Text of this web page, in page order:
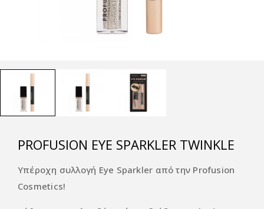
PROFUSION EYE SPARKLER TWINKLE
Υπέροχη συλλογή Eye Sparkler από την Profusion
Cosmetics!